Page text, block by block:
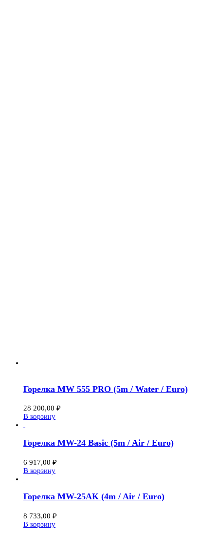
Горелка MW 555 PRO (5m / Water / Euro)
28 200,00 ₽
В корзину
Горелка MW-24 Basic (5m / Air / Euro)
6 917,00 ₽
В корзину
Горелка MW-25AK (4m / Air / Euro)
8 733,00 ₽
В корзину